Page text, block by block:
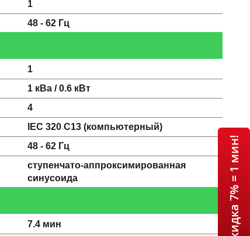
1
48 - 62 Гц
1
1 кВа / 0.6 кВт
4
IEC 320 C13 (компьютерный)
48 - 62 Гц
ступенчато-аппроксимированная
синусоида
7.4 мин